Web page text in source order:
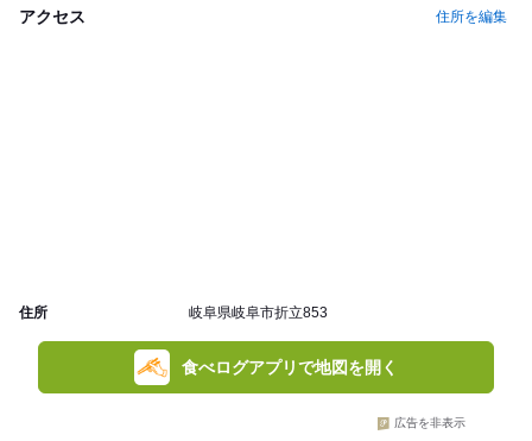
アクセス 住所を編集
住所 岐阜県岐阜市折立853
食べログアプリで地図を開く
広告を非表示